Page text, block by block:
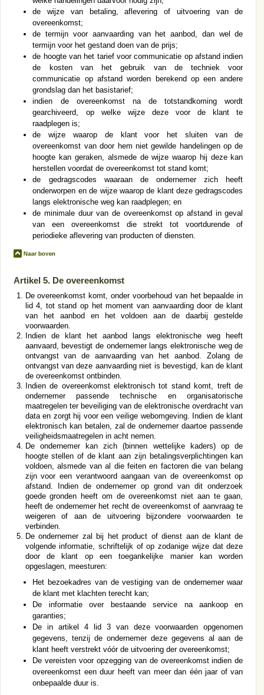
de wijze van betaling, aflevering of uitvoering van de
overeenkomst;
de termijn voor aanvaarding van het aanbod, dan wel de
termijn voor het gestand doen van de prijs;
de hoogte van het tarief voor communicatie op afstand indien
de kosten van het gebruik van de techniek voor
communicatie op afstand worden berekend op een andere
grondslag dan het basistarief;
indien de overeenkomst na de totstandkoming wordt
gearchiveerd, op welke wijze deze voor de klant te
raadplegen is;
de wijze waarop de klant voor het sluiten van de
overeenkomst van door hem niet gewilde handelingen op de
hoogte kan geraken, alsmede de wijze waarop hij deze kan
herstellen voordat de overeenkomst tot stand komt;
de gedragscodes waaraan de ondernemer zich heeft
onderworpen en de wijze waarop de klant deze gedragscodes
langs elektronische weg kan raadplegen; en
de minimale duur van de overeenkomst op afstand in geval
van een overeenkomst die strekt tot voortdurende of
periodieke aflevering van producten of diensten.
Artikel 5. De overeenkomst
De overeenkomst komt, onder voorbehoud van het bepaalde in
lid 4, tot stand op het moment van aanvaarding door de klant
van het aanbod en het voldoen aan de daarbij gestelde
voorwaarden.
Indien de klant het aanbod langs elektronische weg heeft
aanvaard, bevestigt de ondernemer langs elektronische weg de
ontvangst van de aanvaarding van het aanbod. Zolang de
ontvangst van deze aanvaarding niet is bevestigd, kan de klant
de overeenkomst ontbinden.
Indien de overeenkomst elektronisch tot stand komt, treft de
ondernemer passende technische en organisatorische
maatregelen ter beveiliging van de elektronische overdracht van
data en zorgt hij voor een veilige webomgeving. Indien de klant
elektronisch kan betalen, zal de ondernemer daartoe passende
veiligheidsmaatregelen in acht nemen.
De ondernemer kan zich (binnen wettelijke kaders) op de
hoogte stellen of de klant aan zijn betalingsverplichtingen kan
voldoen, alsmede van al die feiten en factoren die van belang
zijn voor een verantwoord aangaan van de overeenkomst op
afstand. Indien de ondernemer op grond van dit onderzoek
goede gronden heeft om de overeenkomst niet aan te gaan,
heeft de ondernemer het recht de overeenkomst of aanvraag te
weigeren of aan de uitvoering bijzondere voorwaarden te
verbinden.
De ondernemer zal bij het product of dienst aan de klant de
volgende informatie, schriftelijk of op zodanige wijze dat deze
door de klant op een toegankelijke manier kan worden
opgeslagen, meesturen:
Het bezoekadres van de vestiging van de ondernemer waar
de klant met klachten terecht kan;
De informatie over bestaande service na aankoop en
garanties;
De in artikel 4 lid 3 van deze voorwaarden opgenomen
gegevens, tenzij de ondernemer deze gegevens al aan de
klant heeft verstrekt vóór de uitvoering der overeenkomst;
De vereisten voor opzegging van de overeenkomst indien de
overeenkomst een duur heeft van meer dan één jaar of van
onbepaalde duur is.